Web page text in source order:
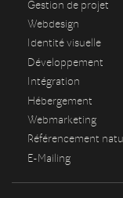
Gestion de projet
Webdesign
Identité visuelle
Développement
Intégration
Hébergement
Webmarketing
Référencement
E-Mailing